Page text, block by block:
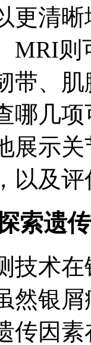
更清
MRI
带、
哪几
展示
以及
索遗
技术
然银
传因